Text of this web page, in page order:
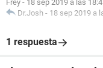
Frey - 18 sep 2019 a las
Dr.Josh - 18 sep 2019 a
1 respuesta